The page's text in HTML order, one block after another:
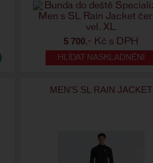
5 700,- Kč s DPH
HLÍDAT NASKLADNĚNÍ
MEN'S SL RAIN JACKET